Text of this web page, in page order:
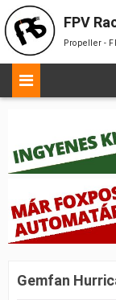
FPV
Propeller -
Gemfan